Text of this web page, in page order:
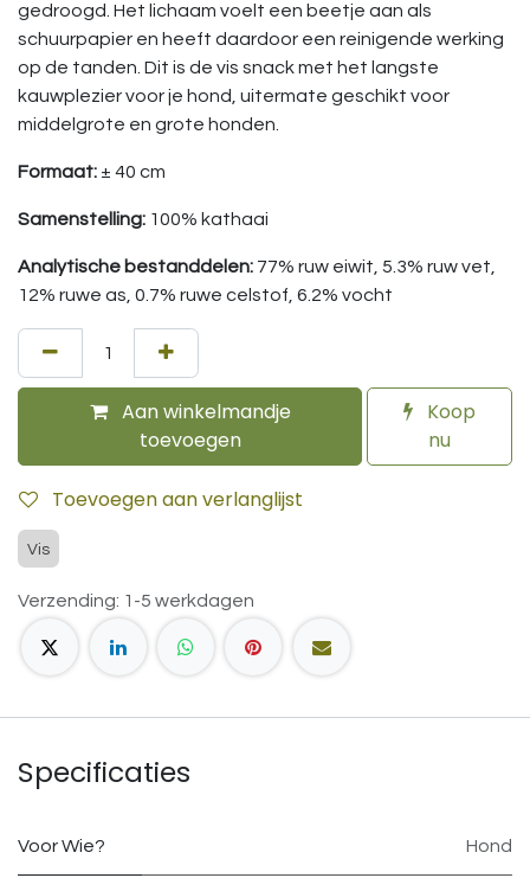
gedroogd. Het lichaam voelt een beetje aan als
schuurpapier en heeft daardoor een reinigende werking
op de tanden. Dit is de vis snack met het langste
kauwplezier voor je hond, uitermate geschikt voor
middelgrote en grote honden.
Formaat: ± 40 cm
Samenstelling: 100% kathaai
Analytische bestanddelen: 77% ruw eiwit, 5.3% ruw vet,
12% ruwe as, 0.7% ruwe celstof, 6.2% vocht
Aan winkelmandje
toevoegen
Koop
nu
Toevoegen aan verlanglijst
Vis
Verzending: 1-5 werkdagen
Specificaties
Voor Wie? Hond